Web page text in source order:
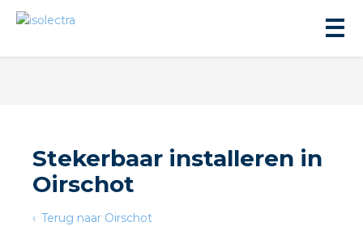
Stekerbaar installeren in
Oirschot
Terug naar Oirschot